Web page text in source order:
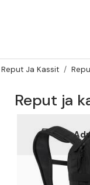
Reput Ja Kassit
Reput ja